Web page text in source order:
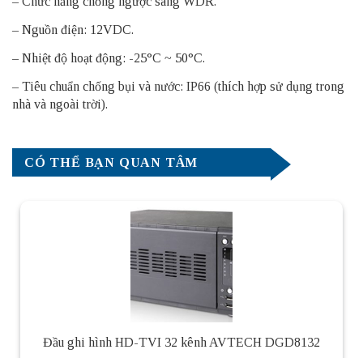
– Nguồn điện: 12VDC.
– Nhiệt độ hoạt động: -25°C ~ 50°C.
– Tiêu chuẩn chống bụi và nước: IP66 (thích hợp sử dụng trong
nhà và ngoài trời).
CÓ THỂ BẠN QUAN TÂM
Đầu ghi hình HD-TVI 32 kênh AVTECH DGD8132